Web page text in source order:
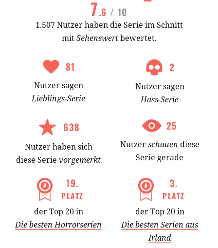
7.6 / 10
1.507 Nutzer haben die Serie im Schnitt
mitSehenswertbewertet.
81
Nutzersagen
Lieblings-Serie
2
Nutzersagen
Hass-Serie
638
Nutzerhabensich
diese Serie vorgemerkt
25
Nutzerschauen diese
Serie gerade
19.
PLATZ
der Top 20 in
Die besten Horrorserien
3.
PLATZ
der Top 20 in
Die besten Serien aus
Irland